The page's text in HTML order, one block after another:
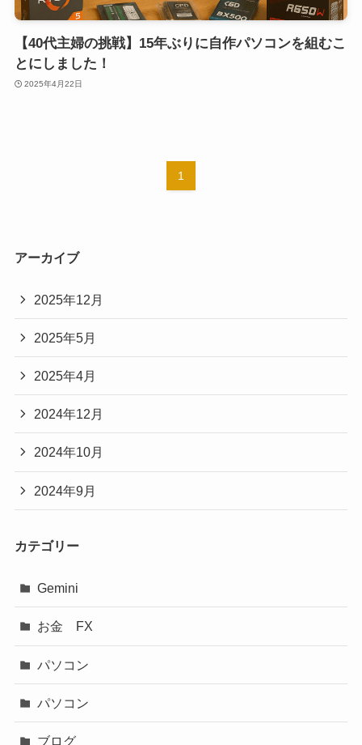
【40代主婦の挑戦】15年ぶりに自作パソコンを組むこ
とにしました！
2025年4月22日
1
アーカイブ
2025年12月
2025年5月
2025年4月
2024年12月
2024年10月
2024年9月
カテゴリー
Gemini
お金 FX
パソコン
パソコン
ブログ